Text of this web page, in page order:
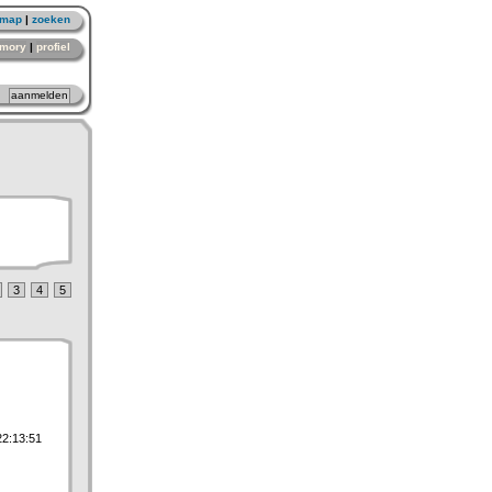
| zoeken
| profiel
3 4 5